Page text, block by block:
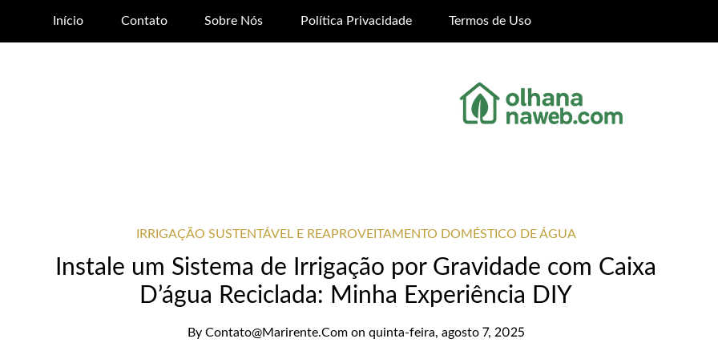
Início Contato Sobre Nós Política Privacidade Termos de Uso
IRRIGAÇÃO SUSTENTÁVEL E REAPROVEITAMENTO DOMÉSTICO DE ÁGUA
Instale um Sistema de Irrigação por Gravidade com Caixa
D’água Reciclada: Minha Experiência DIY
By Contato@marirente.com on quinta-feira, agosto 7, 2025